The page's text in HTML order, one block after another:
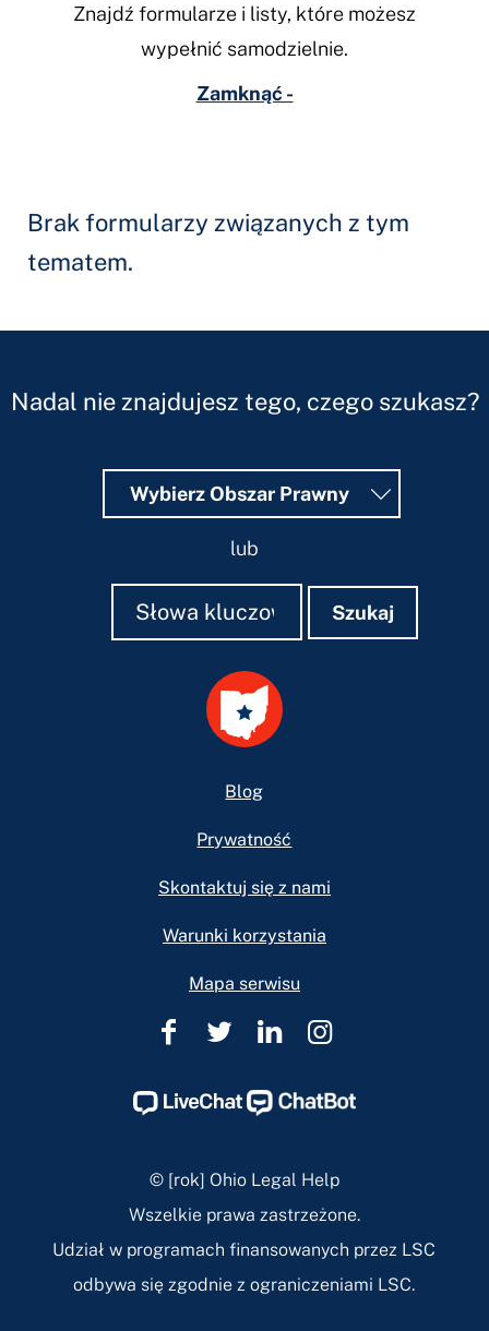
Znajdź formularze i listy, które możesz
wypełnić samodzielnie.
Zamknąć -
Brak formularzy związanych z tym
tematem.
Nadal nie znajdujesz tego, czego szukasz?
Wybierz Obszar Prawny
lub
Szukaj
Szukaj Szukaj
Blog
Prywatność
Skontaktuj się z nami
Warunki korzystania
Mapa serwisu
Pomoc
w
Facebook
Page
Pomoc
w
Twitter
Page
Pomoc
w
Linkedin
Page
Pomoc
w
Instagram
Page
© [rok] Ohio Legal Help
Wszelkie prawa zastrzeżone.
Udział w programach finansowanych przez LSC
odbywa się zgodnie z ograniczeniami LSC.